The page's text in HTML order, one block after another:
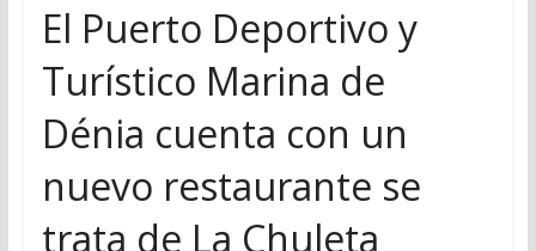
El Puerto Deportivo y
Turístico Marina de
Dénia cuenta con un
nuevo restaurante se
trata de La Chuleta